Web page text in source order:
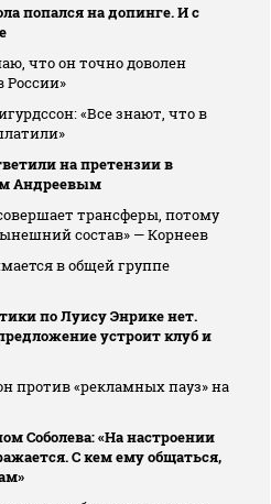
попался на допинге. И с
что он точно доволен
России»
«Все знают, что в
на претензии в
Андреевым
трансферы, потому
состав» — Корнеев
в общей группе
по Луису Энрике нет.
устроит клуб и
против «рекламных пауз» на
Соболева: «На настроении
С кем ему общаться,